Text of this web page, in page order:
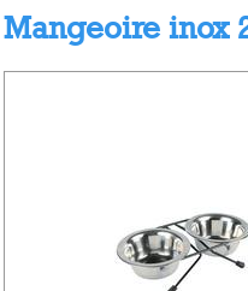
Mangeoire inox